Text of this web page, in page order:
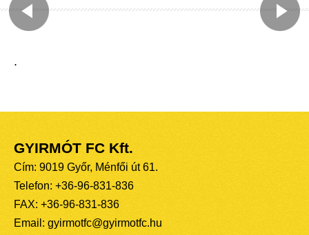
.
GYIRMÓT FC Kft.
Cím: 9019 Győr, Ménfői út 61.
Telefon: +36-96-831-836
FAX: +36-96-831-836
Email: gyirmotfc@gyirmotfc.hu